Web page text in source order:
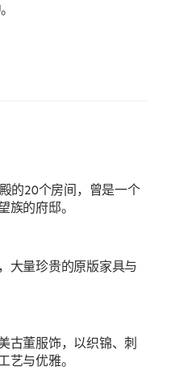
的20个房间，曾是一个
族的府邸。
大量珍贵的原版家具与
古董服饰，以织锦、刺
艺与优雅。